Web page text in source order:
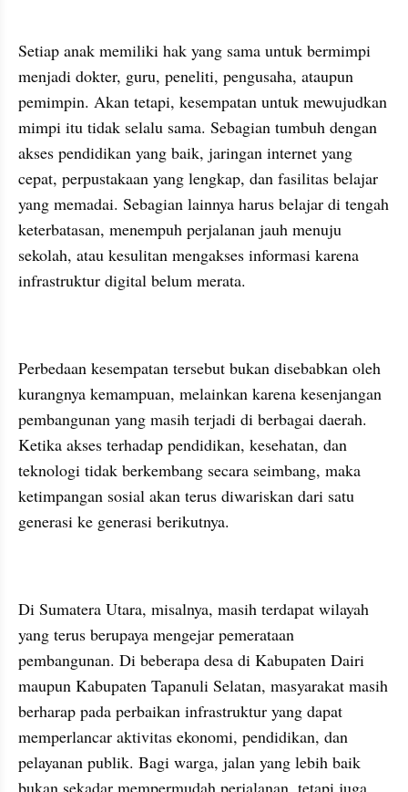
Setiap anak memiliki hak yang sama untuk bermimpi
menjadi dokter, guru, peneliti, pengusaha, ataupun
pemimpin. Akan tetapi, kesempatan untuk mewujudkan
mimpi itu tidak selalu sama. Sebagian tumbuh dengan
akses pendidikan yang baik, jaringan internet yang
cepat, perpustakaan yang lengkap, dan fasilitas belajar
yang memadai. Sebagian lainnya harus belajar di tengah
keterbatasan, menempuh perjalanan jauh menuju
sekolah, atau kesulitan mengakses informasi karena
infrastruktur digital belum merata.
Perbedaan kesempatan tersebut bukan disebabkan oleh
kurangnya kemampuan, melainkan karena kesenjangan
pembangunan yang masih terjadi di berbagai daerah.
Ketika akses terhadap pendidikan, kesehatan, dan
teknologi tidak berkembang secara seimbang, maka
ketimpangan sosial akan terus diwariskan dari satu
generasi ke generasi berikutnya.
Di Sumatera Utara, misalnya, masih terdapat wilayah
yang terus berupaya mengejar pemerataan
pembangunan. Di beberapa desa di Kabupaten Dairi
maupun Kabupaten Tapanuli Selatan, masyarakat masih
berharap pada perbaikan infrastruktur yang dapat
memperlancar aktivitas ekonomi, pendidikan, dan
pelayanan publik. Bagi warga, jalan yang lebih baik
bukan sekadar mempermudah perjalanan, tetapi juga